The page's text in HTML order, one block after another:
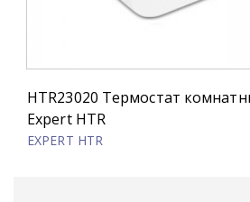
HTR23020 Термостат
Expert HTR
EXPERT HTR